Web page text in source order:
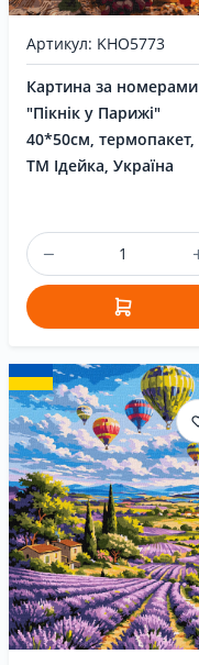
Артикул: KHO5773
Картина за номерами
"Пікнік у Парижі"
40*50см, термопакет,
ТМ Ідейка, Україна